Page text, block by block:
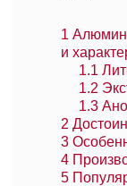
1
и
1.1
1.2
1.3
2
3
4
5